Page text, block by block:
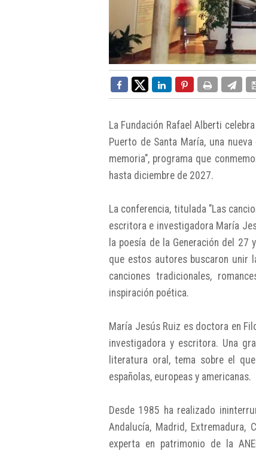
La Fundación Rafael Alberti
Puerto de Santa María, una
memoria", programa que
hasta diciembre de 2027.
La conferencia, titulada "Las
escritora e investigadora María
la poesía de la Generación del
que estos autores buscaron unir
canciones tradicionales,
inspiración poética.
María Jesús Ruiz es doctora en
investigadora y escritora. Una
literatura oral, tema sobre el
españolas, europeas y americanas.
Desde 1985 ha realizado
Andalucía, Madrid, Extremadura,
experta en patrimonio de la